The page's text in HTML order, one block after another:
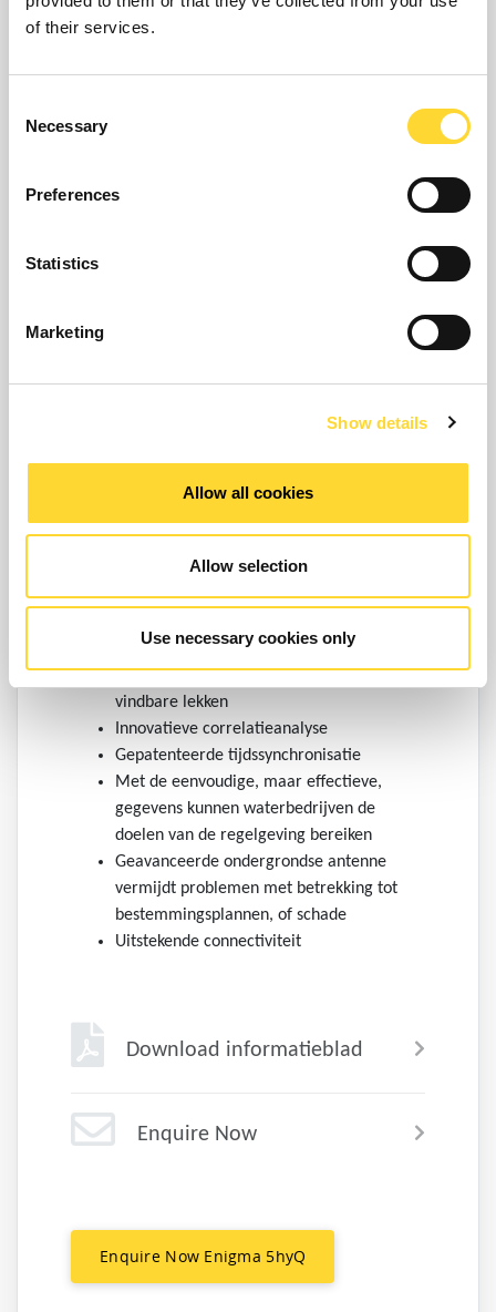
of their services.
Selection
Necessary
Preferences
Statistics
Marketing
Show details
Allow all cookies
Allow selection
Use necessary cookies only
Enigma3m geavanceerde meerpunts-
geavanceerde correlatieanalyse extern de
materiaal of diameter van de leidingen
Lange afstand tussen aansluitingen
lagere kosten
Bepaalt de locatie van geruisloze, moeilijk
vindbare lekken
Innovatieve correlatieanalyse
Gepatenteerde tijdssynchronisatie
Met de eenvoudige, maar effectieve,
gegevens kunnen waterbedrijven de
doelen van de regelgeving bereiken
Geavanceerde ondergrondse antenne
vermijdt problemen met betrekking tot
bestemmingsplannen, of schade
Uitstekende connectiviteit
Download informatieblad
Enquire Now
Enquire Now Enigma 5hyQ